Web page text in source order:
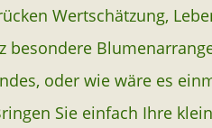
Wertschätzung,
oder wie wäre es
Sie einfach Ihre